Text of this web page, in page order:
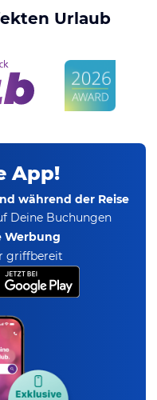
Urlaub
App!
während der Reise
Deine Buchungen
Werbung
griffbereit